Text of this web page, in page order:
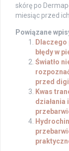
skórę po
miesiąc przed
Powiązane
Dlaczego
błędy w
Światło
przed
Kwas
działania